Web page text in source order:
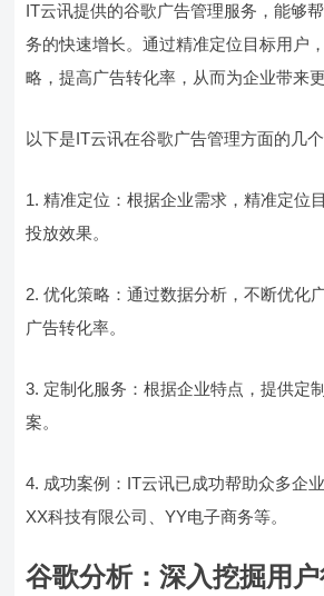
IT云讯提供的谷歌广告管理服务，能够
务的快速增长。通过精准定位目标用户
略，提高广告转化率，从而为企业带来
以下是IT云讯在谷歌广告管理方面的几个
1. 精准定位：根据企业需求，精准定位
投放效果。
2. 优化策略：通过数据分析，不断优化
广告转化率。
3. 定制化服务：根据企业特点，提供定
案。
4. 成功案例：IT云讯已成功帮助众多企
XX科技有限公司、YY电子商务等。
谷歌分析：深入挖掘用